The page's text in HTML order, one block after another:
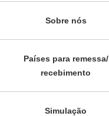
Sobre nós
Países para remessa/
recebimento
Simulação